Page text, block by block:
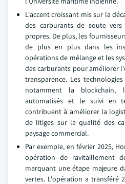
L'accent croissant mis sur la
des carburants de soute
propres. De plus, les
de plus en plus dans les
opérations de mélange et les
des carburants pour améliorer
transparence. Les
notamment la blockchain,
automatisés et le suivi en
contribuent à améliorer la
de litiges sur la qualité des
paysage commercial.
Par exemple, en février 2025,
opération de ravitaillement
marquant une étape majeure
vertes. L'opération a transféré